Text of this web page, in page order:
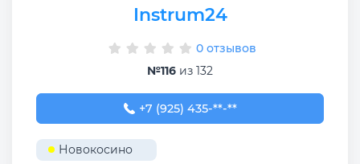
Instrum24
0 отзывов
№116 из 132
+7 (925) 435-43-13
+7 (925) 435-**-**
Новокосино